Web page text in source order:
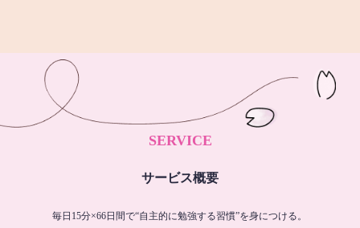
SERVICE
サービス概要
毎日15分×66日間で“自主的に勉強する習慣”を身につける。